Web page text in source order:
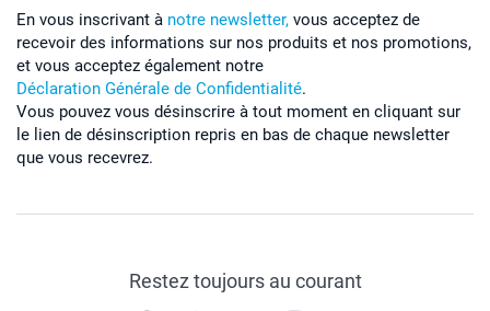
En vous inscrivant à notre newsletter, vous acceptez de
recevoir des informations sur nos produits et nos promotions,
et vous acceptez également notre
Déclaration Générale de Confidentialité.
Vous pouvez vous désinscrire à tout moment en cliquant sur
le lien de désinscription repris en bas de chaque newsletter
que vous recevrez.
Restez toujours au courant